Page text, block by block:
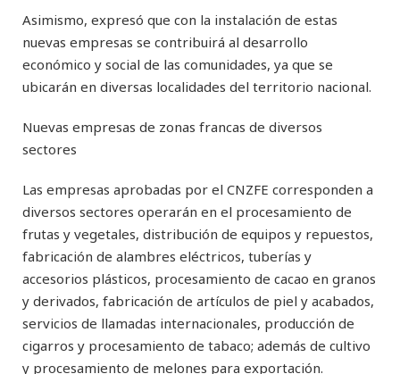
Asimismo, expresó que con la instalación de estas
nuevas empresas se contribuirá al desarrollo
económico y social de las comunidades, ya que se
ubicarán en diversas localidades del territorio nacional.
Nuevas empresas de zonas francas de diversos
sectores
Las empresas aprobadas por el CNZFE corresponden a
diversos sectores operarán en el procesamiento de
frutas y vegetales, distribución de equipos y repuestos,
fabricación de alambres eléctricos, tuberías y
accesorios plásticos, procesamiento de cacao en granos
y derivados, fabricación de artículos de piel y acabados,
servicios de llamadas internacionales, producción de
cigarros y procesamiento de tabaco; además de cultivo
y procesamiento de melones para exportación.